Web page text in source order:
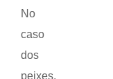
No
caso
dos
peixes,